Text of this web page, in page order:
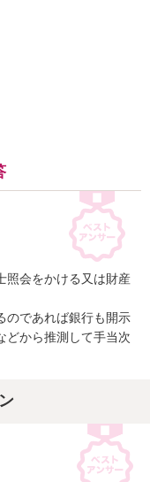
照会をかける又は財産
のであれば銀行も開示
どから推測して手当次